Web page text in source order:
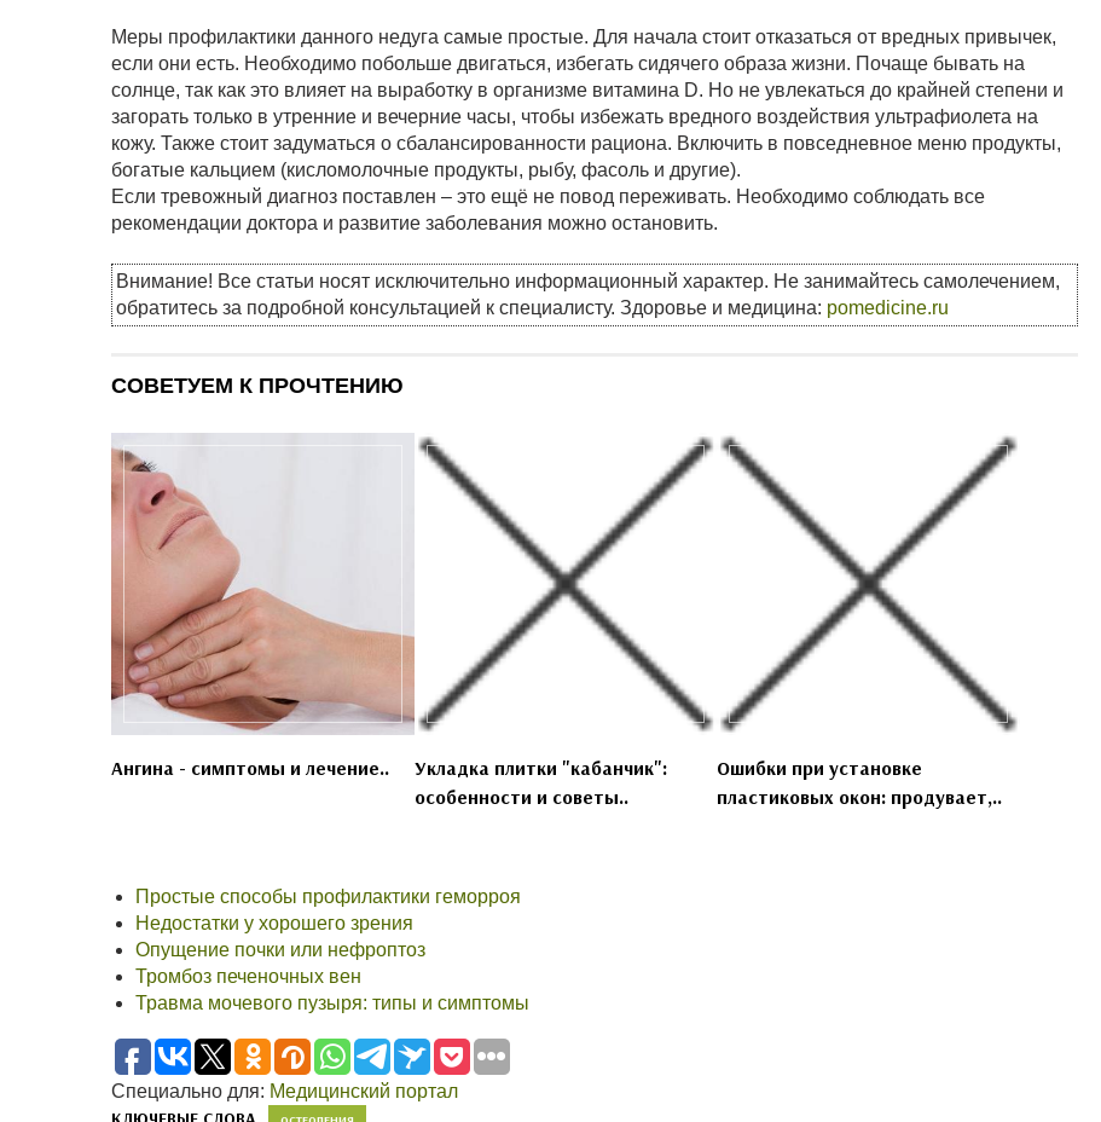
Меры профилактики данного недуга самые простые. Для начала стоит отказаться от вредных привычек,
если они есть. Необходимо побольше двигаться, избегать сидячего образа жизни. Почаще бывать на
солнце, так как это влияет на выработку в организме витамина D. Но не увлекаться до крайней степени и
загорать только в утренние и вечерние часы, чтобы избежать вредного воздействия ультрафиолета на
кожу. Также стоит задуматься о сбалансированности рациона. Включить в повседневное меню продукты,
богатые кальцием (кисломолочные продукты, рыбу, фасоль и другие).
Если тревожный диагноз поставлен – это ещё не повод переживать. Необходимо соблюдать все
рекомендации доктора и развитие заболевания можно остановить.
Внимание! Все статьи носят исключительно информационный характер. Не занимайтесь самолечением,
обратитесь за подробной консультацией к специалисту. Здоровье и медицина: pomedicine.ru
СОВЕТУЕМ К ПРОЧТЕНИЮ
Ангина - симптомы и лечение..
Укладка плитки "кабанчик":
особенности и советы..
Ошибки при установке
пластиковых окон: продувает,..
Простые способы профилактики геморроя
Недостатки у хорошего зрения
Опущение почки или нефроптоз
Тромбоз печеночных вен
Травма мочевого пузыря: типы и симптомы
Специально для: Медицинский портал